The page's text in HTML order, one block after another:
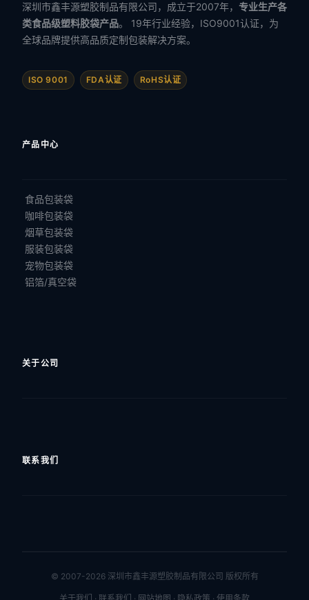
深圳市鑫丰源塑胶制品有限公司，成立于2007年， 专业生产各
类食品级塑料胶袋产品。 19年行业经验，ISO9001认证，为
全球品牌提供高品质定制包装解决方案。
ISO 9001 FDA认证 RoHS认证
产品中心
食品包装袋
咖啡包装袋
烟草包装袋
服装包装袋
宠物包装袋
铝箔/真空袋
关于公司
资质认证
联系我们
© 2007-2026 深圳市鑫丰源塑胶制品有限公司 版权所有
关于我们 · 联系我们 · 网站地图 · 隐私政策 · 使用条款